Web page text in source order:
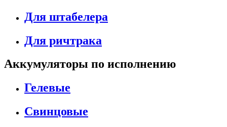
Для штабелера
Для ричтрака
Аккумуляторы по исполнению
Гелевые
Свинцовые